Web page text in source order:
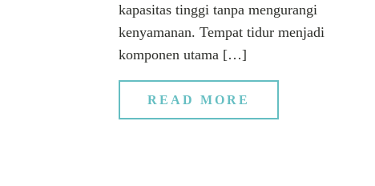
kapasitas tinggi tanpa mengurangi
kenyamanan. Tempat tidur menjadi
komponen utama […]
READ MORE